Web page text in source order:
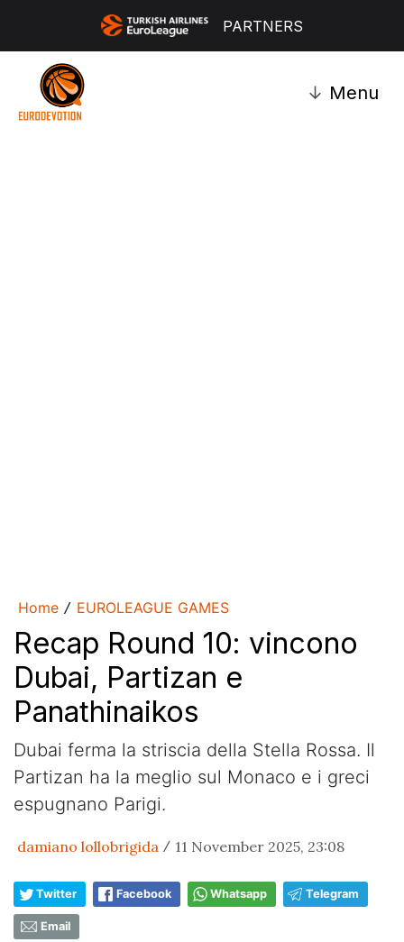
PARTNERS
↓ Menu
Home / EUROLEAGUE GAMES
Recap Round 10: vincono
Dubai, Partizan e
Panathinaikos
Dubai ferma la striscia della Stella Rossa. Il
Partizan ha la meglio sul Monaco e i greci
espugnano Parigi.
damiano lollobrigida / 11 November 2025, 23:08
Twitter Facebook Whatsapp Telegram
Email